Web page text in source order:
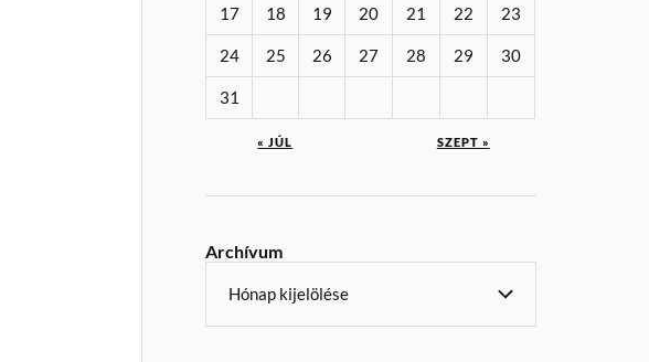
17 18 19 20 21 22 23
24 25 26 27 28 29 30
31
« JÚL SZEPT »
Archívum